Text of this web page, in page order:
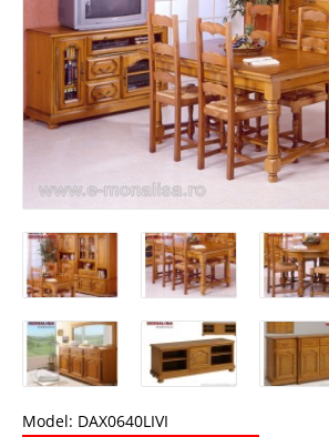
Model: DAX0640LIVI